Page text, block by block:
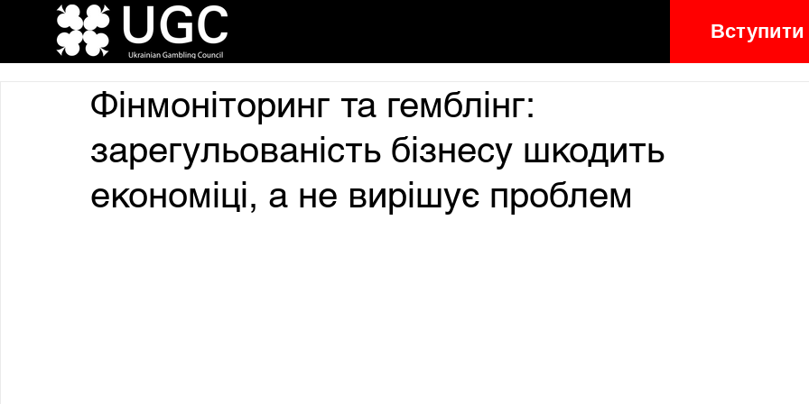
Вступити
Фінмоніторинг та гемблінг:
зарегульованість бізнесу шкодить
економіці, а не вирішує проблем